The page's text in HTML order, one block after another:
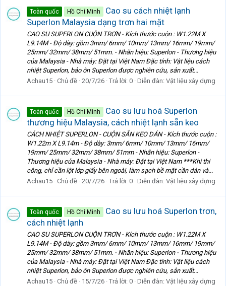
Toàn quốc Hồ Chí Minh
Cao su cách nhiệt lạnh
Superlon Malaysia dạng trơn hai mặt
CAO SU SUPERLON CUỘN TRƠN - Kích thước cuộn : W1.22M X
L9.14M - Độ dày: gồm 3mm/ 6mm/ 10mm/ 13mm/ 16mm/ 19mm/
25mm/ 32mm/ 38mm/ 51mm. - Nhãn hiệu: Superlon - Thương hiệu
của Malaysia - Nhà máy: Đặt tại Việt Nam Đặc tính: Vật liệu cách
nhiệt Superlon, bảo ôn Superlon được nghiên cứu, sản xuất...
Achau15 Chủ đề 20/7/26 Trả lời: 0 Diễn đàn: Vật liệu xây dựng
Toàn quốc Hồ Chí Minh
Cao su lưu hoá Superlon
thương hiệu Malaysia, cách nhiệt lạnh sẵn keo
CÁCH NHIỆT SUPERLON - CUỘN SẴN KEO DÁN - Kích thước cuộn :
W1.22m X L9.14m - Độ dày: 3mm/ 6mm/ 10mm/ 13mm/ 16mm/
19mm/ 25mm/ 32mm/ 38mm/ 51mm - Nhãn hiệu: Superlon -
Thương hiệu của Malaysia - Nhà máy: Đặt tại Việt Nam ***Khi thi
công, chỉ cần lột lớp giấy bên ngoài, làm sạch bề mặt cần dán và...
Achau15 Chủ đề 20/7/26 Trả lời: 0 Diễn đàn: Vật liệu xây dựng
Toàn quốc Hồ Chí Minh
Cao su lưu hoá Superlon trơn,
cách nhiệt lạnh
CAO SU SUPERLON CUỘN TRƠN - Kích thước cuộn : W1.22M X
L9.14M - Độ dày: gồm 3mm/ 6mm/ 10mm/ 13mm/ 16mm/ 19mm/
25mm/ 32mm/ 38mm/ 51mm. - Nhãn hiệu: Superlon - Thương hiệu
của Malaysia - Nhà máy: Đặt tại Việt Nam Đặc tính: Vật liệu cách
nhiệt Superlon, bảo ôn Superlon được nghiên cứu, sản xuất...
Achau15 Chủ đề 15/7/26 Trả lời: 0 Diễn đàn: Vật liệu xây dựng